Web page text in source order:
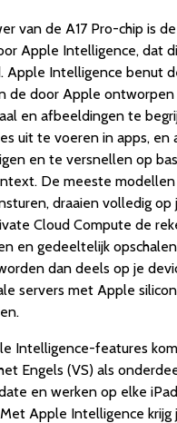
van de A17 Pro-chip is
Apple Intelligence, dat
Apple Intelligence benut
de door Apple
en afbeeldingen te
uit te voeren in apps, en
en te versnellen op
De meeste
draaien volledig op
Cloud Compute de
en gedeeltelijk
dan deels op je
servers met Apple
Intelligence-features
Engels (VS) als
en werken op elke
Apple Intelligence krijg